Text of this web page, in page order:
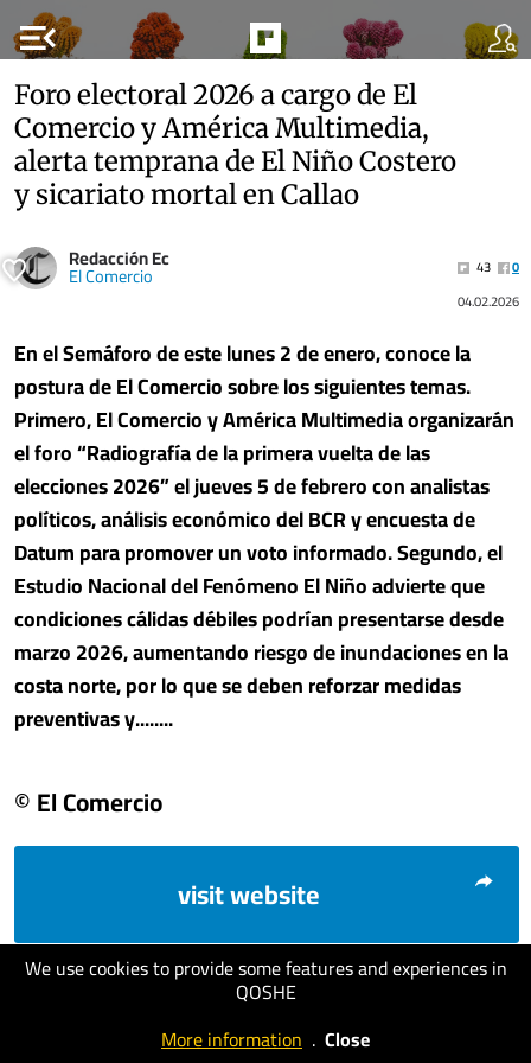
menu_open
We use cookies to provide some features and experiences in
QOSHE
More information . Close
Foro electoral 2026 a cargo de El
Comercio y América Multimedia,
alerta temprana de El Niño Costero
y sicariato mortal en Callao
Redacción Ec
El Comercio 43
0
04.02.2026
En el Semáforo de este lunes 2 de enero, conoce la
postura de El Comercio sobre los siguientes temas.
Primero, El Comercio y América Multimedia organizarán
el foro “Radiografía de la primera vuelta de las
elecciones 2026” el jueves 5 de febrero con analistas
políticos, análisis económico del BCR y encuesta de
Datum para promover un voto informado. Segundo, el
Estudio Nacional del Fenómeno El Niño advierte que
condiciones cálidas débiles podrían presentarse desde
marzo 2026, aumentando riesgo de inundaciones en la
costa norte, por lo que se deben reforzar medidas
preventivas y........
© El Comercio
visit website